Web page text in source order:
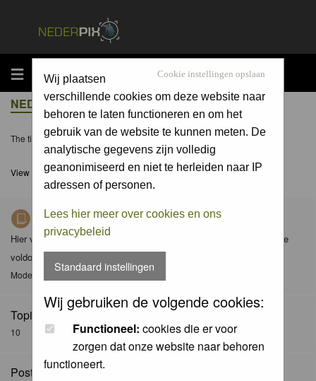
MENU Cookie instellingen opslaan
Wij plaatsen
verschillende cookies om deze website naar
behoren te laten functioneren en om het
gebruik van de website te kunnen meten. De
analytische gegevens zijn volledig
geanonimiseerd en niet te herleiden naar IP
adressen of personen.
Lees hier meer over cookies en ons
privacybeleid
Standaard instellingen
Wij gebruiken de volgende cookies:
Functioneel: cookies die er voor
zorgen dat onze website naar behoren
functioneert.
NEDERPIX.NL FORUM INDEX
The time now is Fri 07 Aug 2026, 19:46
View unanswered posts
Richtlijnen voor Nederpix fotografen
Hier vind je de criteria waaraan foto's in de diverse albums dienen te
voldoen en de gedragscode (met aanvullingen) van Nederpix.
Moderator Moderators
Topics:
10
Posts: